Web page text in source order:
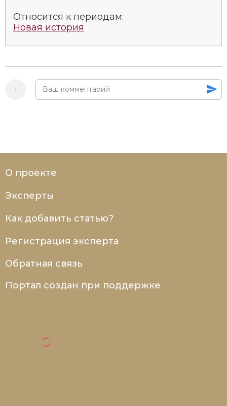
Относится к периодам:
Новая история
О проекте
Эксперты
Как добавить статью?
Регистрация эксперта
Обратная связь
Портал создан при поддержке